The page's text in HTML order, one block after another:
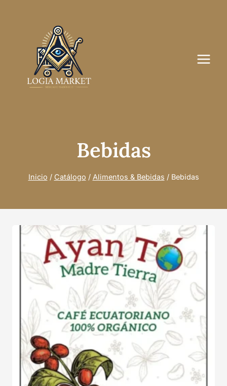
Bebidas
Inicio / Catálogo / Alimentos & Bebidas / Bebidas